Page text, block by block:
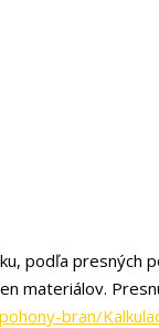
podľa presných
materiálov.
bran/